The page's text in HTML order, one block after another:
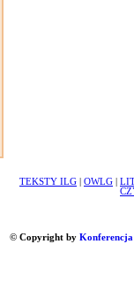
TEKSTY ILG OWLG
© Copyright by Konferencja